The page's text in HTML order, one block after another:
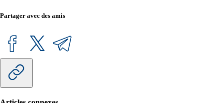
Partager avec des amis